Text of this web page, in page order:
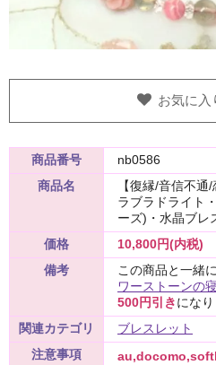
お気に入
商品番号
nb0586
商品名
【復縁/音信不通
ラブラドライト
ーズ)・水晶ブレ
価格
10,800円(内税)
備考
この商品と一緒
ワーストーンの
500円引き になり
関連カテゴリ
ブレスレット
注意事項